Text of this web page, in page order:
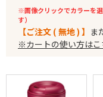
※画像クリックでカラーを
す）
【ご注文 ( 無地 ) 】 ま
※カートの使い方はこ